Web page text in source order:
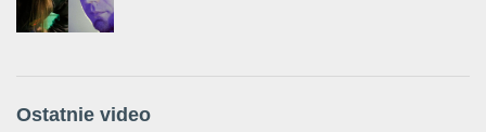
Ostatnie video